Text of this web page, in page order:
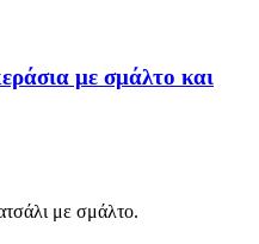
με σμάλτο και
με σμάλτο.